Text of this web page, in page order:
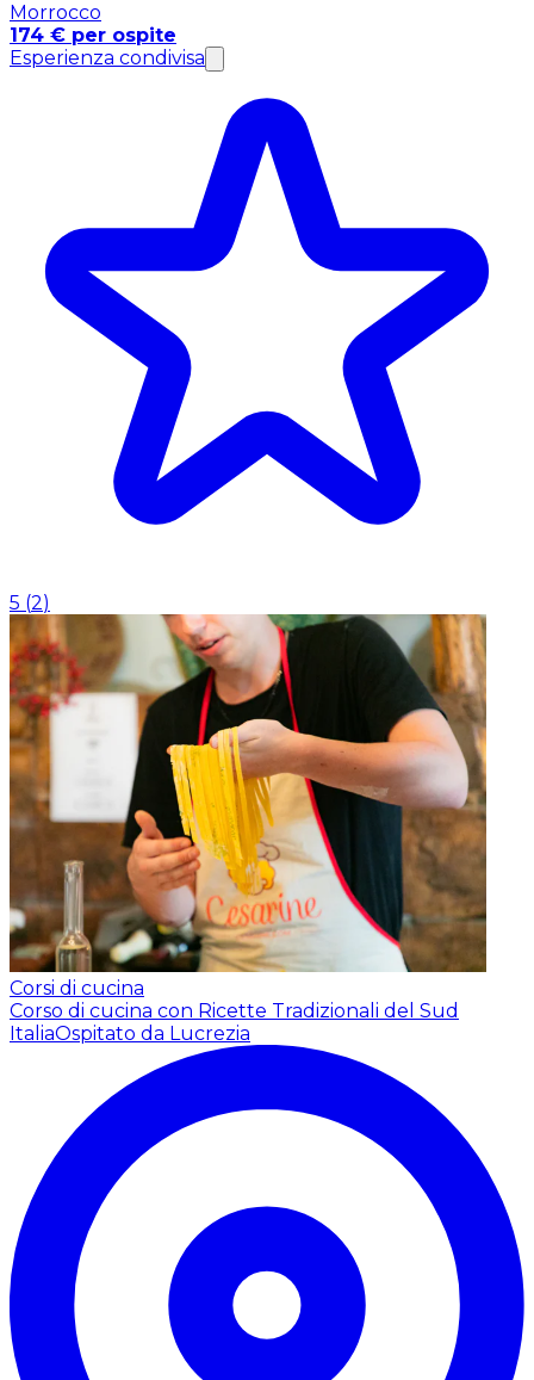
Morrocco
174 € per ospite
Esperienza condivisa
5 (2)
Corsi di cucina
Corso di cucina con Ricette Tradizionali del Sud
ItaliaOspitato da Lucrezia